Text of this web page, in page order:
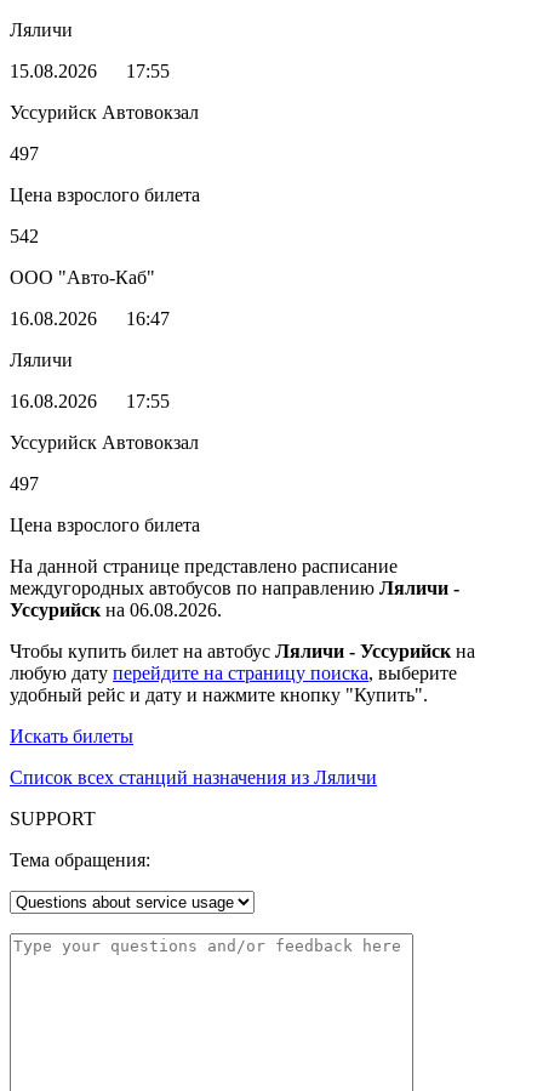
Ляличи
15.08.2026
17:55
Уссурийск Автовокзал
497
Цена взрослого билета
542
ООО "Авто-Каб"
16.08.2026
16:47
Ляличи
16.08.2026
17:55
Уссурийск Автовокзал
497
Цена взрослого билета
На данной странице представлено расписание
междугородных автобусов по направлению Ляличи -
Уссурийск на 06.08.2026.
Чтобы купить билет на автобус Ляличи - Уссурийск на
любую дату перейдите на страницу поиска, выберите
удобный рейс и дату и нажмите кнопку "Купить".
Искать билеты
Список всех станций назначения из Ляличи
SUPPORT
Тема обращения: